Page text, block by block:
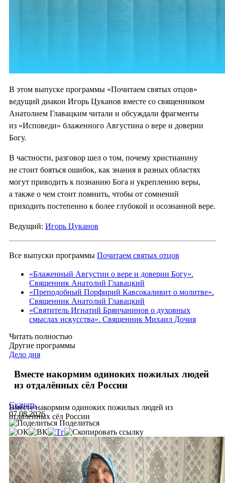
В этом выпуске программы «Почитаем святых отцов»
ведущий диакон Игорь Цуканов вместе со священником
Анатолием Главацким читали и обсуждали фрагменты
из «Исповеди» блаженного Августина о вере и доверии
Богу.
В частности, разговор шел о том, почему христианину
не стоит бояться ошибок, как знания в разных областях
могут приводить к познанию Бога и укреплению веры,
а также о чем стоит помнить, чтобы от сомнений
приходить постепенно к более глубокой и осознанной вере.
Ведущий: Игорь Цуканов
Все выпуски программы Почитаем святых отцов
«Блаженный Августин о вере и доверии Богу».
Священник Анатолий Главацкий
«Преподобный Порфирий Кавсокаливит о молитве».
Священник Анатолий Главацкий
«Святитель Игнатий Брянчанинов о духовных
смыслах искусства». Священник Михаил Дочия
Читать полностью
Другие программы
Дело дня
Вместе накормим одиноких пожилых людей
из отдалённых сёл России
Вместе накормим одиноких пожилых людей из
отдалённых сёл России
Скачать
07.08.2026
Поделиться